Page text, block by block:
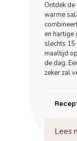
Ontdek
warme
en hartige
slechts
maaltijd
de dag.
zeker zal
Lees